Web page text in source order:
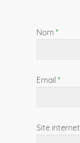
Nom *
Email *
Site internet